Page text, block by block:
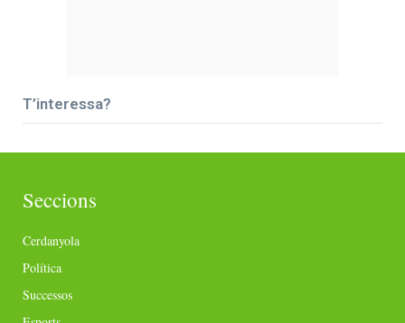
T’interessa?
Seccions
Cerdanyola
Política
Successos